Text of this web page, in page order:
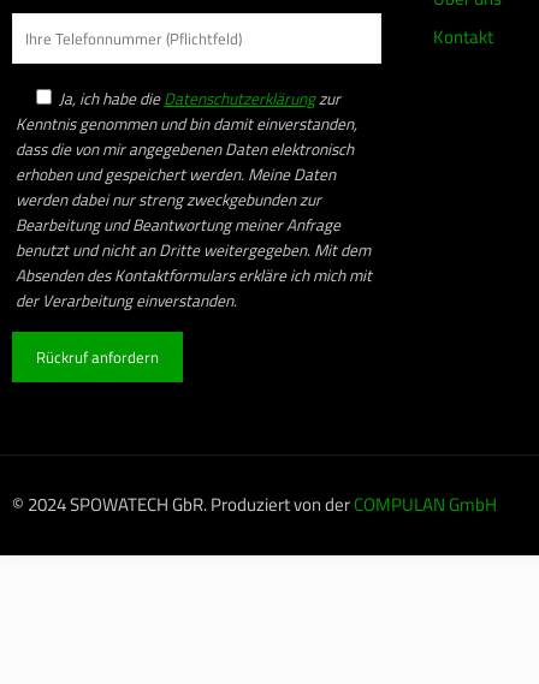
Ja, ich habe dieDatenschutzerklärungzur
Kenntnis genommen und bin damit einverstanden,
dass die von mir angegebenen Daten elektronisch
erhoben und gespeichert werden. Meine Daten
werden dabei nur streng zweckgebunden zur
Bearbeitung und Beantwortung meiner Anfrage
benutzt und nicht an Dritte weitergegeben. Mit dem
Absenden des Kontaktformulars erkläre ich mich mit
der Verarbeitung einverstanden.
Kontakt
© 2024 SPOWATECH GbR. Produziert von derCOMPULAN GmbH